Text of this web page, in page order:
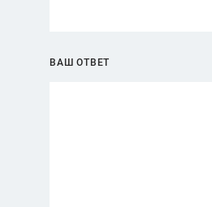
ВАШ ОТВЕТ